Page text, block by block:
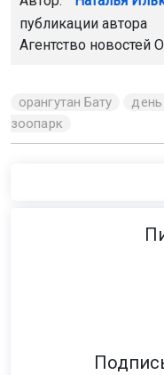
публикации автора
Агентство новостей
орангутан Бату
зоопарк